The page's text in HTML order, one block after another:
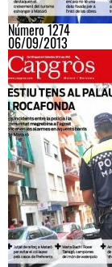
Número 1274
06/09/2013